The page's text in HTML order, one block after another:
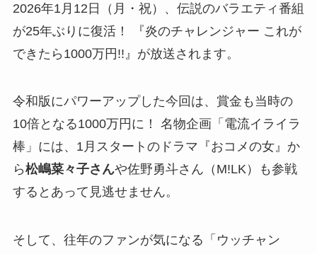
2026年1月12日（月・祝）、伝説のバラエティ番組
が25年ぶりに復活！ 『炎のチャレンジャー これが
できたら1000万円!!』が放送されます。
令和版にパワーアップした今回は、賞金も当時の
10倍となる1000万円に！ 名物企画「電流イライラ
棒」には、1月スタートのドラマ『おコメの女』か
ら松嶋菜々子さんや佐野勇斗さん（M!LK）も参戦
するとあって見逃せません。
そして、往年のファンが気になる「ウッチャン